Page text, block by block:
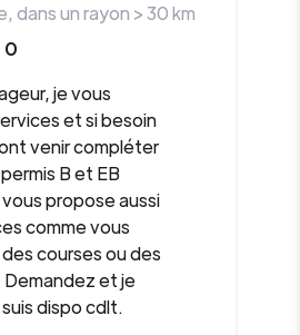
, dans un rayon >30km
0
je vous
et si besoin
venir compléter
B et EB
propose aussi
comme vous
courses ou des
et je
dispo cdlt.